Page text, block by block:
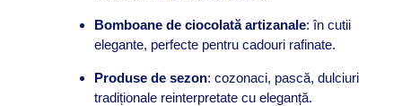
Bomboane de ciocolată artizanale: în cutii
elegante, perfecte pentru cadouri rafinate.
Produse de sezon: cozonaci, pască, dulciuri
tradiționale reinterpretate cu eleganță.